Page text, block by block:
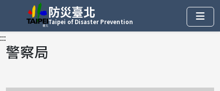
防災臺北
Taipei of Disaster Prevention
:::
警察局